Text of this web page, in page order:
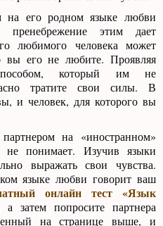
на его родном языке любви
пренебрежение этим дает
любимого человека может
вы его не любите. Проявляя
который им не
тратите свои силы. В
и человек, для которого вы
на «иностранном»
понимает. Изучив языки
выражать свои чувства.
языке любви говорит ваш
онлайн тест «Язык
а затем попросите партнера
на странице выше, и